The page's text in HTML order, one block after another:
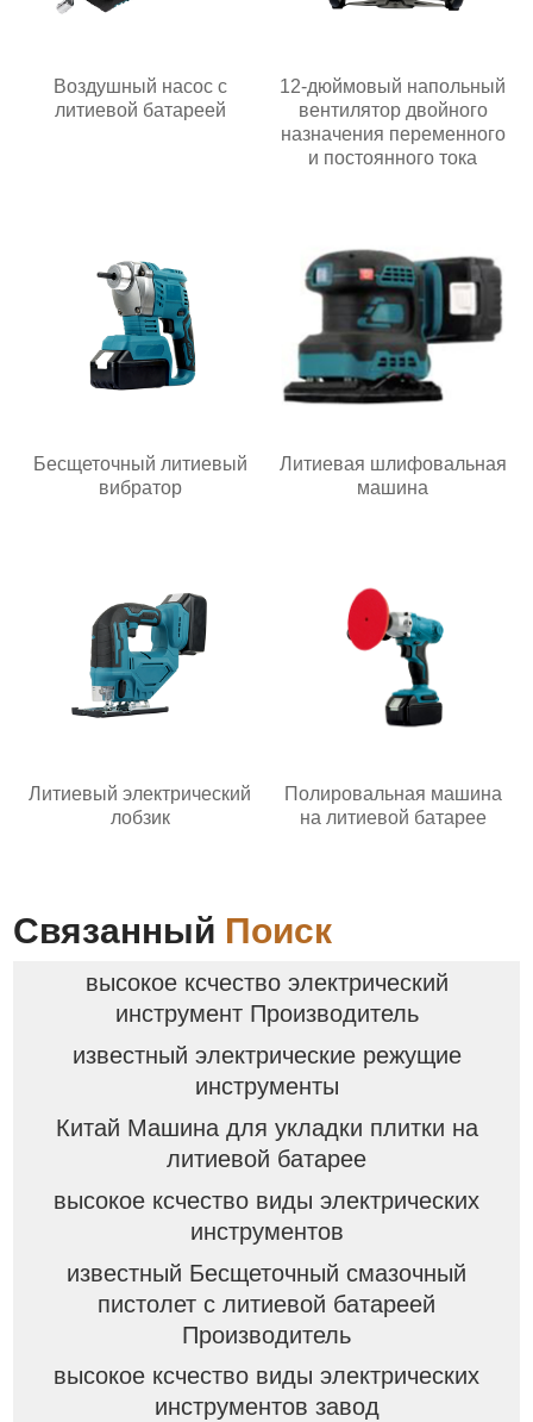
Воздушный насос с
литиевой батареей
12-дюймовый напольный
вентилятор двойного
назначения переменного
и постоянного тока
Бесщеточный литиевый
вибратор
Литиевая шлифовальная
машина
Литиевый электрический
лобзик
Полировальная машина
на литиевой батарее
Связанный Поиск
высокое ксчество электрический
инструмент Производитель
известный электрические режущие
инструменты
Китай Машина для укладки плитки на
литиевой батарее
высокое ксчество виды электрических
инструментов
известный Бесщеточный смазочный
пистолет с литиевой батареей
Производитель
высокое ксчество виды электрических
инструментов завод